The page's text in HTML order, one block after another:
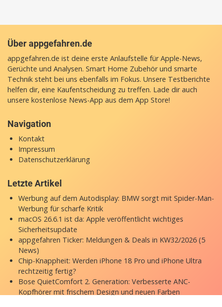
Über appgefahren.de
appgefahren.de ist deine erste Anlaufstelle für Apple-News,
Gerüchte und Analysen. Smart Home Zubehör und smarte
Technik steht bei uns ebenfalls im Fokus. Unsere Testberichte
helfen dir, eine Kaufentscheidung zu treffen. Lade dir auch
unsere kostenlose News-App aus dem App Store!
Navigation
Kontakt
Impressum
Datenschutzerklärung
Letzte Artikel
Werbung auf dem Autodisplay: BMW sorgt mit Spider-Man-
Werbung für scharfe Kritik
macOS 26.6.1 ist da: Apple veröffentlicht wichtiges
Sicherheitsupdate
appgefahren Ticker: Meldungen & Deals in KW32/2026 (5
News)
Chip-Knappheit: Werden iPhone 18 Pro und iPhone Ultra
rechtzeitig fertig?
Bose QuietComfort 2. Generation: Verbesserte ANC-
Kopfhörer mit frischem Design und neuen Farben